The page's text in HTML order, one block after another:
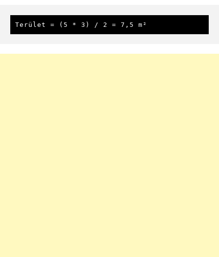
Terület = (5 * 3) / 2 = 7,5 m²